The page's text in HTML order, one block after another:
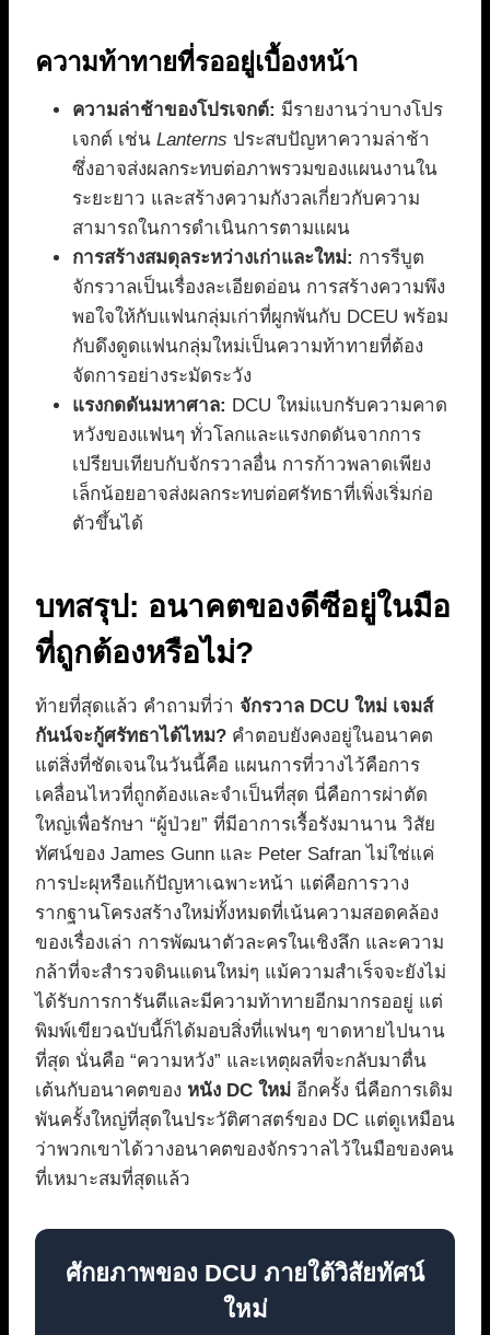
ความท้าทายที่รออยู่เบื้องหน้า
ความล่าช้าของโปรเจกต์: มีรายงานว่าบางโปร
เจกต์ เช่น Lanterns ประสบปัญหาความล่าช้า
ซึ่งอาจส่งผลกระทบต่อภาพรวมของแผนงานใน
ระยะยาว และสร้างความกังวลเกี่ยวกับความ
สามารถในการดำเนินการตามแผน
การสร้างสมดุลระหว่างเก่าและใหม่: การรีบูต
จักรวาลเป็นเรื่องละเอียดอ่อน การสร้างความพึง
พอใจให้กับแฟนกลุ่มเก่าที่ผูกพันกับ DCEU พร้อม
กับดึงดูดแฟนกลุ่มใหม่เป็นความท้าทายที่ต้อง
จัดการอย่างระมัดระวัง
แรงกดดันมหาศาล: DCU ใหม่แบกรับความคาด
หวังของแฟนๆ ทั่วโลกและแรงกดดันจากการ
เปรียบเทียบกับจักรวาลอื่น การก้าวพลาดเพียง
เล็กน้อยอาจส่งผลกระทบต่อศรัทธาที่เพิ่งเริ่มก่อ
ตัวขึ้นได้
บทสรุป: อนาคตของดีซีอยู่ในมือ
ที่ถูกต้องหรือไม่?
ท้ายที่สุดแล้ว คำถามที่ว่า จักรวาล DCU ใหม่ เจมส์
กันน์จะกู้ศรัทธาได้ไหม? คำตอบยังคงอยู่ในอนาคต
แต่สิ่งที่ชัดเจนในวันนี้คือ แผนการที่วางไว้คือการ
เคลื่อนไหวที่ถูกต้องและจำเป็นที่สุด นี่คือการผ่าตัด
ใหญ่เพื่อรักษา “ผู้ป่วย” ที่มีอาการเรื้อรังมานาน วิสัย
ทัศน์ของ James Gunn และ Peter Safran ไม่ใช่แค่
การปะผุหรือแก้ปัญหาเฉพาะหน้า แต่คือการวาง
รากฐานโครงสร้างใหม่ทั้งหมดที่เน้นความสอดคล้อง
ของเรื่องเล่า การพัฒนาตัวละครในเชิงลึก และความ
กล้าที่จะสำรวจดินแดนใหม่ๆ แม้ความสำเร็จจะยังไม่
ได้รับการการันตีและมีความท้าทายอีกมากรออยู่ แต่
พิมพ์เขียวฉบับนี้ก็ได้มอบสิ่งที่แฟนๆ ขาดหายไปนาน
ที่สุด นั่นคือ “ความหวัง” และเหตุผลที่จะกลับมาตื่น
เต้นกับอนาคตของ หนัง DC ใหม่ อีกครั้ง นี่คือการเดิม
พันครั้งใหญ่ที่สุดในประวัติศาสตร์ของ DC แต่ดูเหมือน
ว่าพวกเขาได้วางอนาคตของจักรวาลไว้ในมือของคน
ที่เหมาะสมที่สุดแล้ว
ศักยภาพของ DCU ภายใต้วิสัยทัศน์
ใหม่